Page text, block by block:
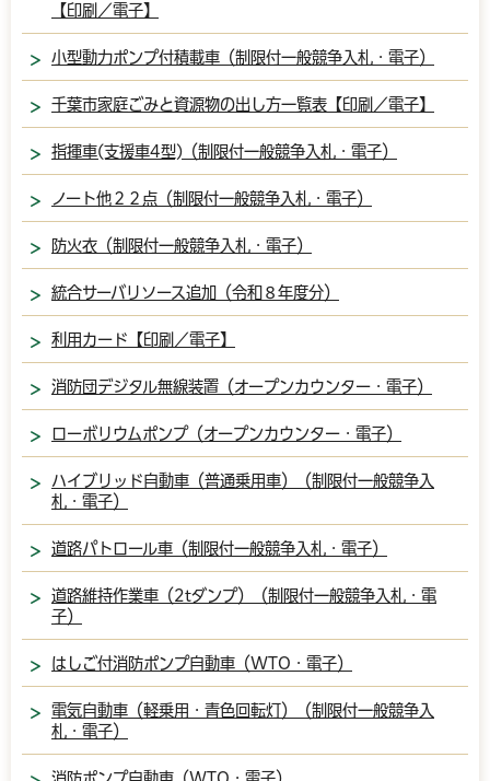
【印刷／電子】
小型動力ポンプ付積載車（制限付一般競争入札・電子）
千葉市家庭ごみと資源物の出し方一覧表【印刷／電子】
指揮車(支援車4型)（制限付一般競争入札・電子）
ノート他２２点（制限付一般競争入札・電子）
防火衣（制限付一般競争入札・電子）
統合サーバリソース追加（令和８年度分）
利用カード【印刷／電子】
消防団デジタル無線装置（オープンカウンター・電子）
ローボリウムポンプ（オープンカウンター・電子）
ハイブリッド自動車（普通乗用車）（制限付一般競争入
札・電子）
道路パトロール車（制限付一般競争入札・電子）
道路維持作業車（2tダンプ）（制限付一般競争入札・電
子）
はしご付消防ポンプ自動車（WTO・電子）
電気自動車（軽乗用・青色回転灯）（制限付一般競争入
札・電子）